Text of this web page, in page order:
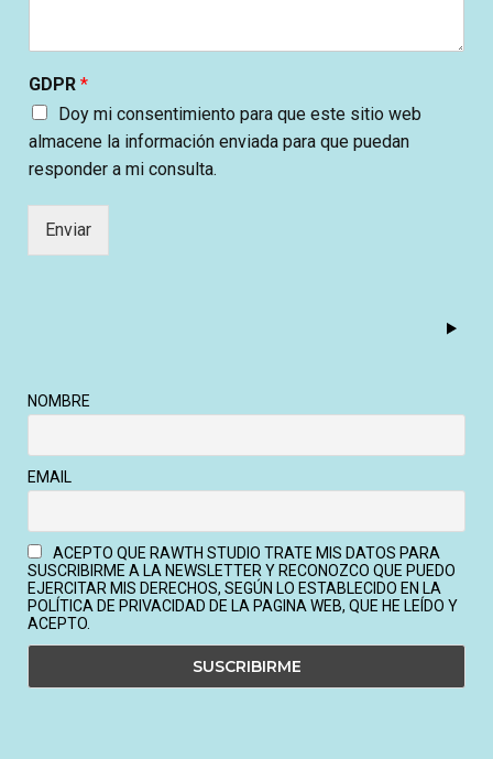
e
GDPR *
Doy mi consentimiento para que este sitio web
almacene la información enviada para que puedan
responder a mi consulta.
Enviar
NOMBRE
EMAIL
ACEPTO QUE RAWTH STUDIO TRATE MIS DATOS PARA
SUSCRIBIRME A LA NEWSLETTER Y RECONOZCO QUE PUEDO
EJERCITAR MIS DERECHOS, SEGÚN LO ESTABLECIDO EN LA
POLÍTICA DE PRIVACIDAD DE LA PAGINA WEB, QUE HE LEÍDO Y
ACEPTO.